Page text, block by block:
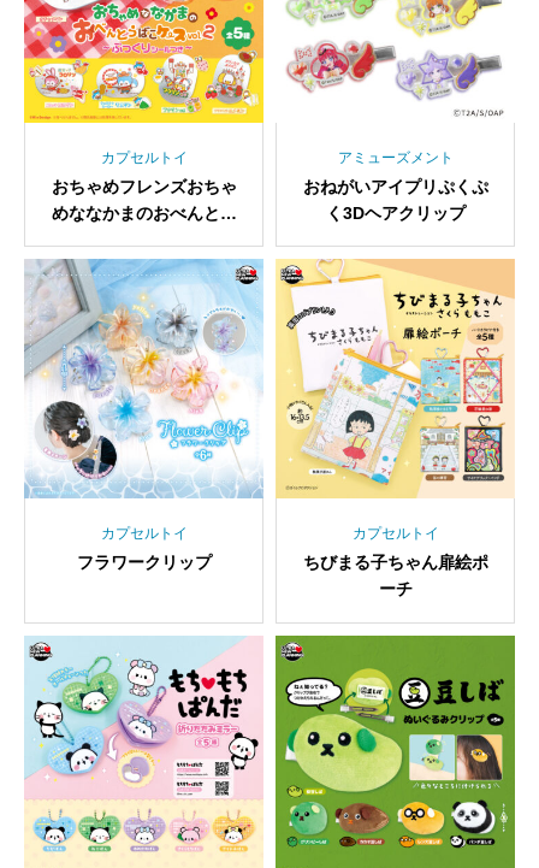
カプセルトイ
おちゃめフレンズおちゃ
めななかまのおべんとう
アミューズメント
おねがいアイプリぷくぷ
く3Dヘアクリップ
カプセルトイ
フラワークリップ
カプセルトイ
ちびまる子ちゃん扉絵ポ
ーチ